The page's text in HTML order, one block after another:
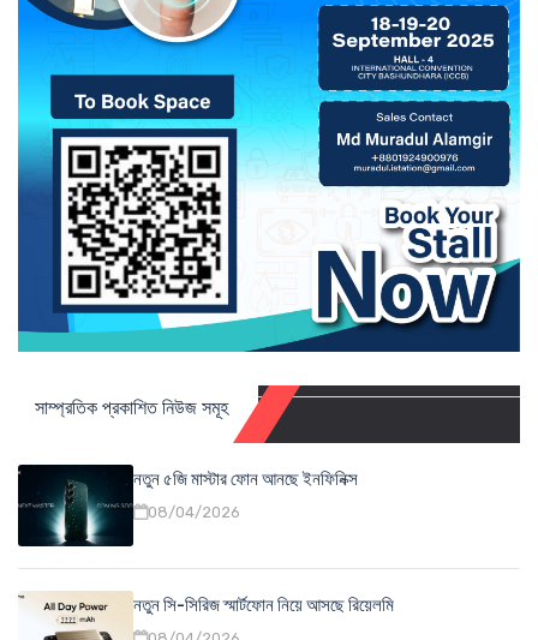
সাম্প্রতিক প্রকাশিত নিউজ সমূহ
নতুন ৫জি মাস্টার ফোন আনছে ইনফিনিক্স
08/04/2026
নতুন সি-সিরিজ স্মার্টফোন নিয়ে আসছে রিয়েলমি